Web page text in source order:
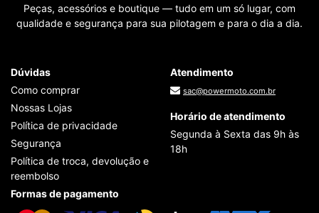
Peças, acessórios e boutique — tudo em um só lugar, com
qualidade e segurança para sua pilotagem e para o dia a dia.
Dúvidas
Como comprar
Nossas Lojas
Política de privacidade
Segurança
Política de troca, devolução e
reembolso
Atendimento
sac@powermoto.com.br
Horário de atendimento
Segunda à Sexta das 9h às
18h
Formas de pagamento